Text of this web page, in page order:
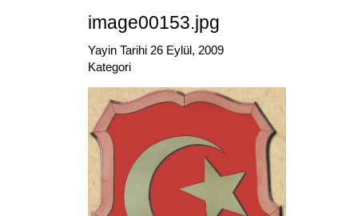
image00153.jpg
Yayin Tarihi 26 Eylül, 2009
Kategori